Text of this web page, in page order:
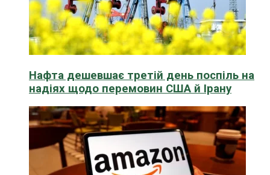
Нафта дешевшає третій день поспіль на
надіях щодо перемовин США й Ірану